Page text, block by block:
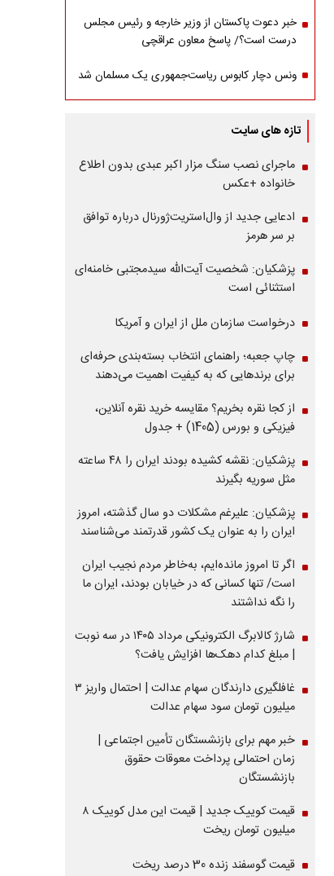
خبر دعوت پاکستان از وزیر خارجه و رئیس مجلس
درست است؟/ پاسخ معاون عراقچی
ونس دچار کابوس ریاست‌جمهوری یک مسلمان شد
تازه های سایت
ماجرای نصب سنگ مزار اکبر عبدی بدون اطلاع
خانواده +عکس
ادعایی جدید از وال‌استریت‌ژورنال درباره توافق
بر سر هرمز
پزشکیان: شخصیت آیت‌الله سیدمجتبی خامنه‌ای
استثنائی است
درخواست سازمان ملل از ایران و آمریکا
چاپ جعبه؛ راهنمای انتخاب بسته‌بندی حرفه‌ای
برای برندهایی که به کیفیت اهمیت می‌دهند
از کجا نقره بخریم؟ مقایسه خرید نقره آنلاین،
فیزیکی و بورس (1405) + جدول
پزشکیان: نقشه کشیده بودند ایران را ۴۸ ساعته
مثل سوریه بگیرند
پزشکیان: علیرغم مشکلات دو سال گذشته، امروز
ایران را به عنوان یک کشور قدرتمند می‌شناسند
اگر تا امروز مانده‌ایم، به‌خاطر مردم نجیب ایران
است/ تنها کسانی که در خیابان بودند، ایران ما
را نگه نداشتند
شارژ کالابرگ الکترونیکی مرداد ۱۴۰۵ در سه نوبت
| مبلغ کدام دهک‌ها افزایش یافت؟
غافلگیری دارندگان سهام عدالت | احتمال واریز ۳
میلیون تومان سود سهام عدالت
خبر مهم برای بازنشستگان تأمین اجتماعی |
زمان احتمالی پرداخت معوقات حقوق
بازنشستگان
قیمت کوییک جدید | قیمت این مدل کوییک ۸
میلیون تومان ریخت
قیمت گوسفند زنده 30 درصد ریخت